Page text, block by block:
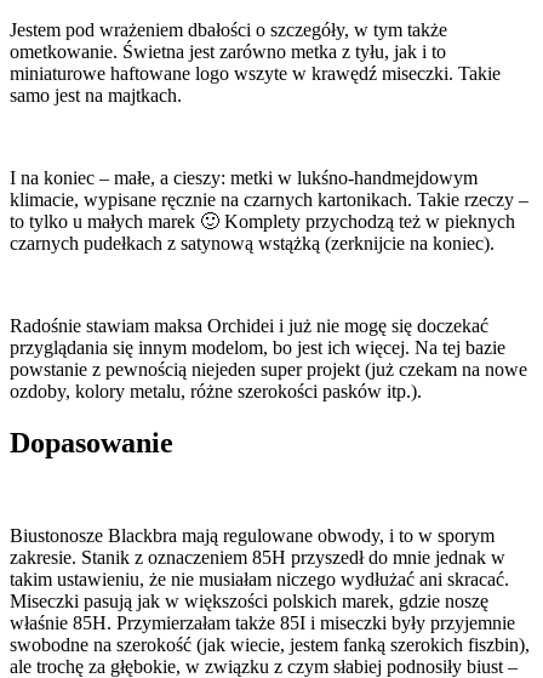
Jestem pod wrażeniem dbałości o szczegóły, w tym także
ometkowanie. Świetna jest zarówno metka z tyłu, jak i to
miniaturowe haftowane logo wszyte w krawędź miseczki. Takie
samo jest na majtkach.
I na koniec – małe, a cieszy: metki w lukśno-handmejdowym
klimacie, wypisane ręcznie na czarnych kartonikach. Takie rzeczy –
to tylko u małych marek 🙂 Komplety przychodzą też w pieknych
czarnych pudełkach z satynową wstążką (zerknijcie na koniec).
Radośnie stawiam maksa Orchidei i już nie mogę się doczekać
przyglądania się innym modelom, bo jest ich więcej. Na tej bazie
powstanie z pewnością niejeden super projekt (już czekam na nowe
ozdoby, kolory metalu, różne szerokości pasków itp.).
Dopasowanie
Biustonosze Blackbra mają regulowane obwody, i to w sporym
zakresie. Stanik z oznaczeniem 85H przyszedł do mnie jednak w
takim ustawieniu, że nie musiałam niczego wydłużać ani skracać.
Miseczki pasują jak w większości polskich marek, gdzie noszę
właśnie 85H. Przymierzałam także 85I i miseczki były przyjemnie
swobodne na szerokość (jak wiecie, jestem fanką szerokich fiszbin),
ale trochę za głębokie, w związku z czym słabiej podnosiły biust –